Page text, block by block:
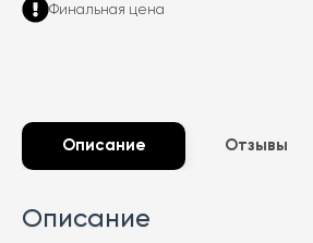
Финальная цена
Описание Отзывы
Описание